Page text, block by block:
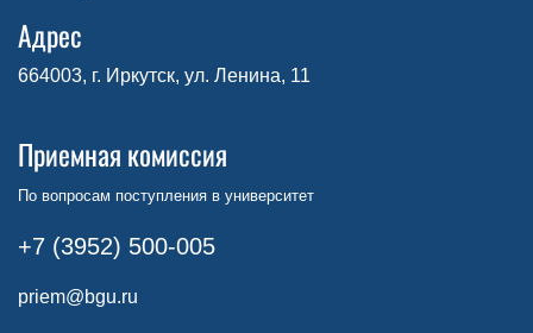
Адрес
664003, г. Иркутск, ул. Ленина, 11
Приемная комиссия
По вопросам поступления в университет
+7 (3952) 500-005
priem@bgu.ru